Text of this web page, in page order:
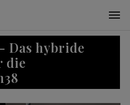
Das hybride
die